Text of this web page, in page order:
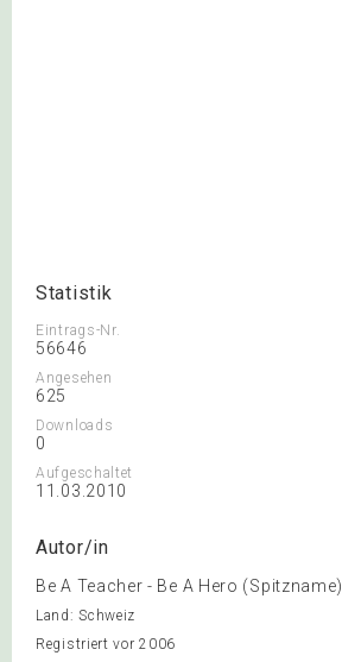
Statistik
Eintrags-Nr.
56646
Angesehen
625
Downloads
0
Aufgeschaltet
11.03.2010
Autor/in
Be A Teacher - Be A Hero (Spitzname)
Land: Schweiz
Registriert vor 2006